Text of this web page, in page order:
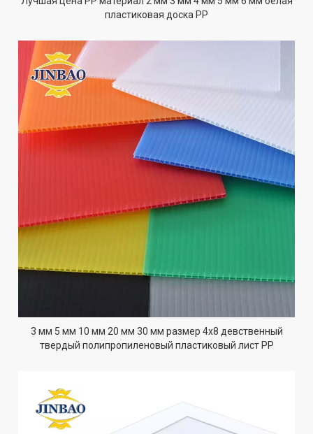
пластиковая доска PP
3 мм 5 мм 10 мм 20 мм 30 мм размер 4x8 девственный
твердый полипропиленовый пластиковый лист PP